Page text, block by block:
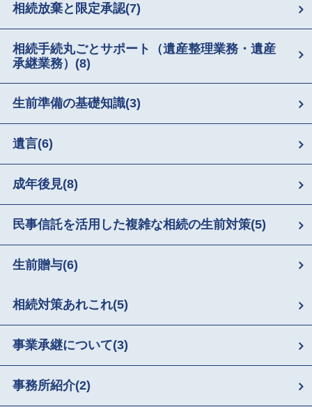
相続放棄と限定承認(7)
相続手続丸ごとサポート（遺産整理業務・遺産
承継業務） (8)
生前準備の基礎知識(3)
遺言(6)
成年後見(8)
民事信託を活用した複雑な相続の生前対策(5)
生前贈与(6)
相続対策あれこれ(5)
事業承継について(3)
事務所紹介(2)